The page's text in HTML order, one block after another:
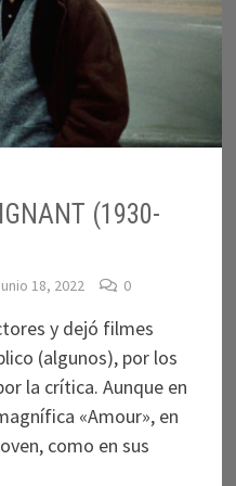
(1930-
junio 18, 2022 0
y dejó filmes
(algunos), por los
la crítica. Aunque en
«Amour», en
como en sus